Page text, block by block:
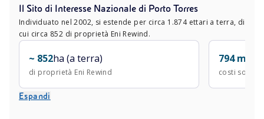
Il Sito di Interesse Nazionale di Porto Torres
Individuato nel 2002, si estende per circa 1.874 ettari a terra, di
cui circa 852 di proprietà Eni Rewind.
~ 852ha (a terra)
di proprietà Eni Rewind
794 mln
costi
Espandi